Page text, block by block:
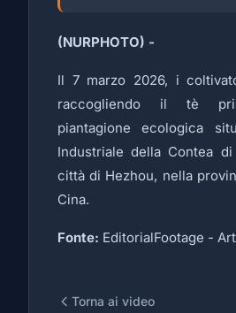
(NURPHOTO) -
Il 7 marzo 2026, i
raccogliendo il tè
piantagione ecologica
Industriale della Contea
città di Hezhou, nella
Cina.
Fonte: EditorialFootage -
Torna ai video